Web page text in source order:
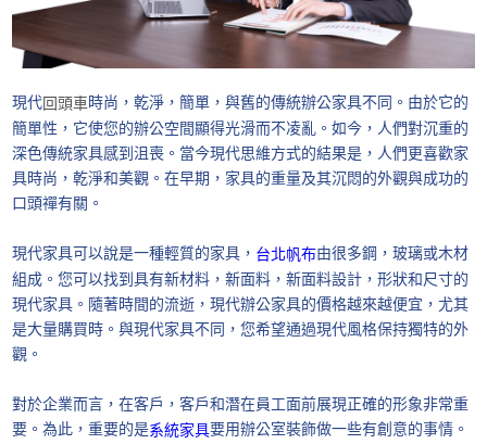
現代回頭車時尚，乾淨，簡單，與舊的傳統辦公家具不同。由於它的
簡單性，它使您的辦公空間顯得光滑而不凌亂。如今，人們對沉重的
深色傳統家具感到沮喪。當今現代思維方式的結果是，人們更喜歡家
具時尚，乾淨和美觀。在早期，家具的重量及其沉悶的外觀與成功的
口頭禪有關。
現代家具可以說是一種輕質的家具， 台北帆布由很多鋼，玻璃或木材
組成。您可以找到具有新材料，新面料，新面料設計，形狀和尺寸的
現代家具。隨著時間的流逝，現代辦公家具的價格越來越便宜，尤其
是大量購買時。與現代家具不同，您希望通過現代風格保持獨特的外
觀。
對於企業而言，在客戶，客戶和潛在員工面前展現正確的形象非常重
要。為此，重要的是系統家具要用辦公室裝飾做一些有創意的事情。